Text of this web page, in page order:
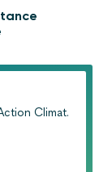
Climat.